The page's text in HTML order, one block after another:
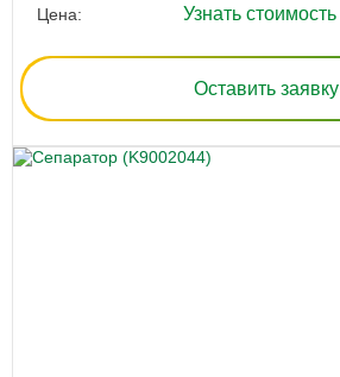
Цена: Узнать стоимость
Оставить заявку